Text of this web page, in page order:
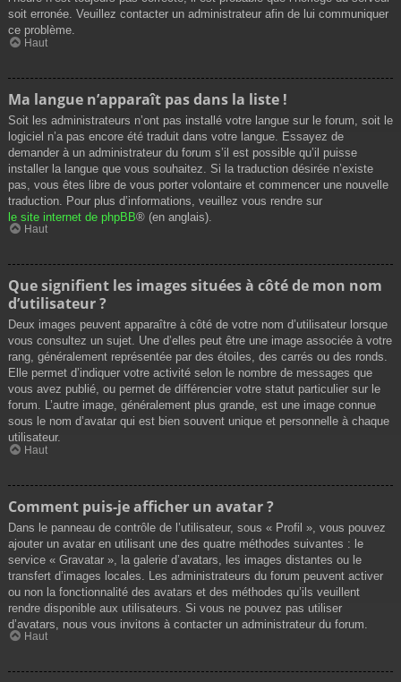
soit erronée. Veuillez contacter un administrateur afin de lui communiquer
ce problème.
Haut
Ma langue n’apparaît pas dans la liste !
Soit les administrateurs n’ont pas installé votre langue sur le forum, soit le
logiciel n’a pas encore été traduit dans votre langue. Essayez de
demander à un administrateur du forum s’il est possible qu’il puisse
installer la langue que vous souhaitez. Si la traduction désirée n’existe
pas, vous êtes libre de vous porter volontaire et commencer une nouvelle
traduction. Pour plus d’informations, veuillez vous rendre sur
le site internet de phpBB® (en anglais).
Haut
Que signifient les images situées à côté de mon nom
d’utilisateur ?
Deux images peuvent apparaître à côté de votre nom d’utilisateur lorsque
vous consultez un sujet. Une d’elles peut être une image associée à votre
rang, généralement représentée par des étoiles, des carrés ou des ronds.
Elle permet d’indiquer votre activité selon le nombre de messages que
vous avez publié, ou permet de différencier votre statut particulier sur le
forum. L’autre image, généralement plus grande, est une image connue
sous le nom d’avatar qui est bien souvent unique et personnelle à chaque
utilisateur.
Haut
Comment puis-je afficher un avatar ?
Dans le panneau de contrôle de l’utilisateur, sous « Profil », vous pouvez
ajouter un avatar en utilisant une des quatre méthodes suivantes : le
service « Gravatar », la galerie d’avatars, les images distantes ou le
transfert d’images locales. Les administrateurs du forum peuvent activer
ou non la fonctionnalité des avatars et des méthodes qu’ils veuillent
rendre disponible aux utilisateurs. Si vous ne pouvez pas utiliser
d’avatars, nous vous invitons à contacter un administrateur du forum.
Haut